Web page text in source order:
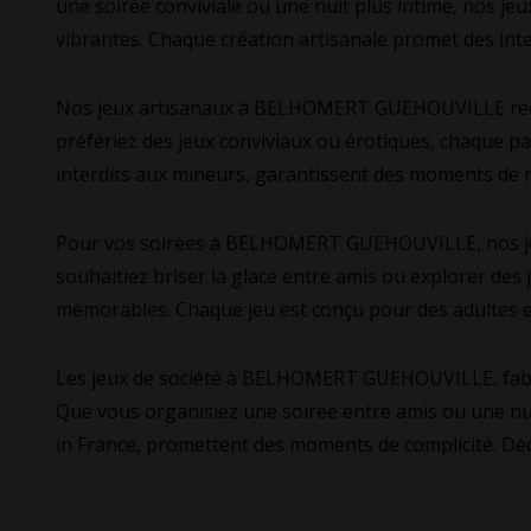
une soirée conviviale ou une nuit plus intime, nos
vibrantes. Chaque création artisanale promet des
Nos jeux artisanaux à BELHOMERT
préfériez des jeux conviviaux ou érotiques, chaque
interdits aux mineurs, garantissent des moments de
Pour vos soirées à BELHOMERT GUEHOUVILLE,
souhaitiez briser la glace entre amis ou explorer
mémorables. Chaque jeu est conçu pour des
Les jeux de société à BELHOMERT
Que vous organisiez une soirée entre amis ou une
in France, promettent des moments de complicité.